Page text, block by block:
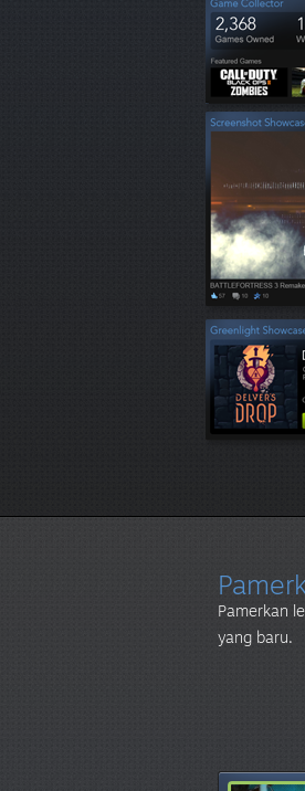
Pamerkan
yang baru.